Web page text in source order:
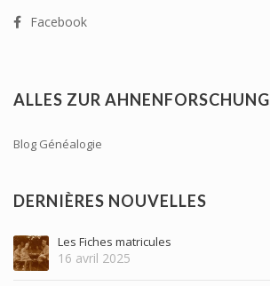
Facebook
ALLES ZUR AHNENFORSCHUNG
Blog Généalogie
DERNIÈRES NOUVELLES
Les Fiches matricules
16 avril 2025